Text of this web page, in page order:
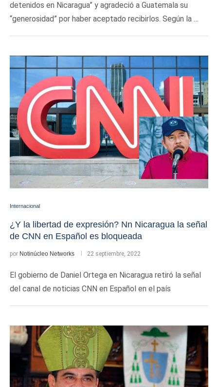
detenidos en Nicaragua” y agradeció a Guatemala su
“generosidad” por haber aceptado recibirlos. Según la …
Internacional
¿Y la libertad de expresión? Nn Nicaragua la señal
de CNN en Español es bloqueada
por Notinúcleo Networks 22 septiembre, 2022
El gobierno de Daniel Ortega en Nicaragua retiró la señal
del canal de noticias CNN en Español en el país